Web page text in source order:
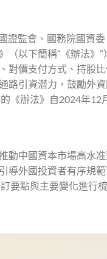
證監會、國務院國資
（以下簡稱“《辦法
對價支付方式、持股
路引資潜力，鼓勵外
《辦法》自2024年12
動中國資本市場高水
導外國投資者有序規
要點與主要變化進行